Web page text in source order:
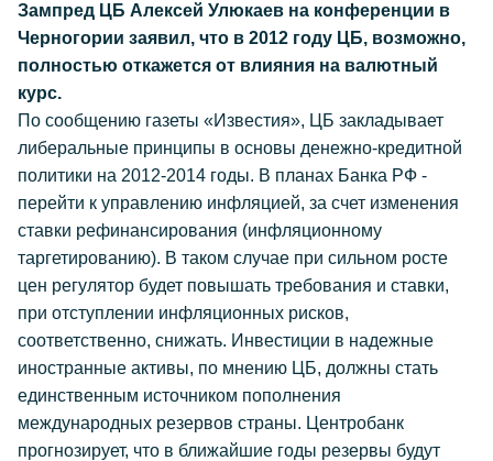
Зампред ЦБ Алексей Улюкаев на конференции в
Черногории заявил, что в 2012 году ЦБ, возможно,
полностью откажется от влияния на валютный
курс.
По сообщению газеты «Известия», ЦБ закладывает
либеральные принципы в основы денежно-кредитной
политики на 2012-2014 годы. В планах Банка РФ -
перейти к управлению инфляцией, за счет изменения
ставки рефинансирования (инфляционному
таргетированию). В таком случае при сильном росте
цен регулятор будет повышать требования и ставки,
при отступлении инфляционных рисков,
соответственно, снижать. Инвестиции в надежные
иностранные активы, по мнению ЦБ, должны стать
единственным источником пополнения
международных резервов страны. Центробанк
прогнозирует, что в ближайшие годы резервы будут